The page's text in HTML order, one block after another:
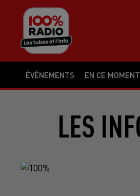
ÉVÉNEMENTS EN CE MOMENT
LES